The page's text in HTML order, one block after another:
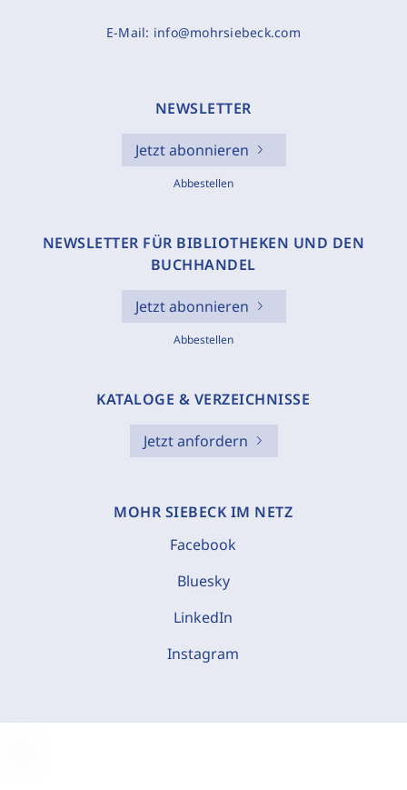
E-Mail: info@mohrsiebeck.com
NEWSLETTER
Jetzt abonnieren
Abbestellen
NEWSLETTER FÜR BIBLIOTHEKEN UND DEN
BUCHHANDEL
Jetzt abonnieren
Abbestellen
KATALOGE & VERZEICHNISSE
Jetzt anfordern
MOHR SIEBECK IM NETZ
Facebook
Bluesky
LinkedIn
Instagram